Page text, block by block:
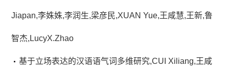
Jiapan,李姝姝,李润生,梁彦民,XUAN Yue,王咸慧,王新,鲁
智杰,LucyX.Zhao
基于立场表达的汉语语气词多维研究,CUI Xiliang,王咸